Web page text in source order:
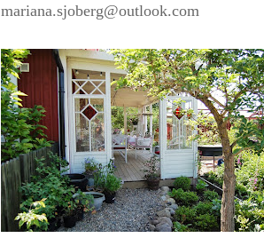
mariana.sjoberg@outlook.com